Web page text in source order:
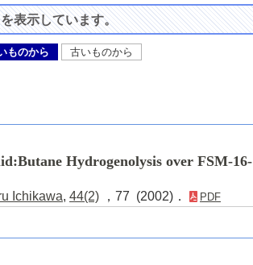
表示しています。
ものから 古いものから
Hydrogenolysis over FSM-16-
Ichikawa, 44(2) ，77 (2002)． PDF